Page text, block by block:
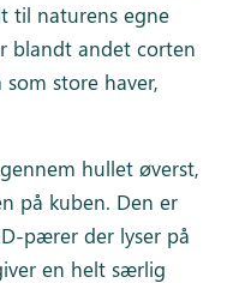
til naturens egne
blandt andet corten
store haver,
hullet øverst,
på kuben. Den er
pærer der lyser på
en helt særlig